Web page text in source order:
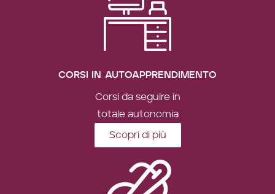
CORSI IN AUTOAPPRENDIMENTO
Corsi da seguire in
totale autonomia
Scopri di più